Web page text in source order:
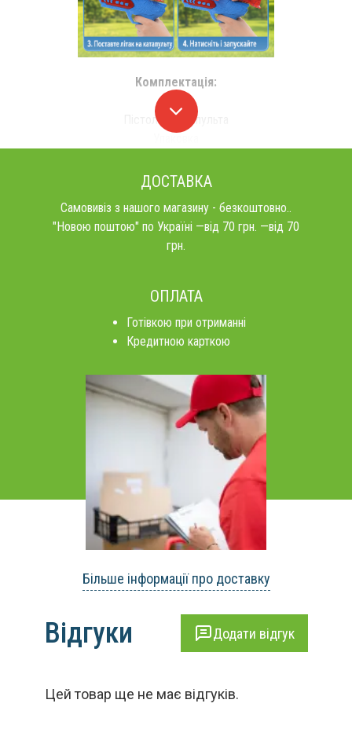
Комплектація:
Пістолет-катапульта
ДОСТАВКА
Самовивіз з нашого магазину - безкоштовно..
"Новою поштою" по Україні —від 70 грн. —від 70
грн.
ОПЛАТА
Готівкою при отриманні
Кредитною карткою
Більше інформації про доставку
Відгуки Додати відгук
Цей товар ще не має відгуків.